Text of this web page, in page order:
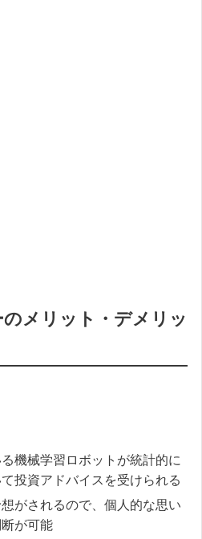
メリット・デメリッ
機械学習ロボットが統計的に
投資アドバイスを受けられる
がされるので、個人的な思い
が可能